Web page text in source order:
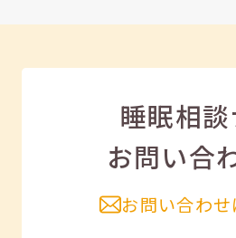
睡眠相
お問い合
お問い合わせ